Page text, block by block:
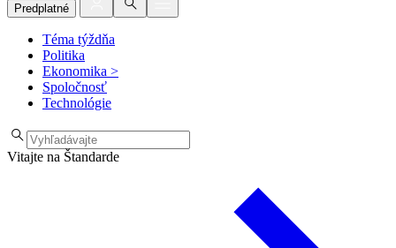
Predplatné
Téma týždňa
Politika
Ekonomika >
Spoločnosť
Technológie
Vitajte na Štandarde